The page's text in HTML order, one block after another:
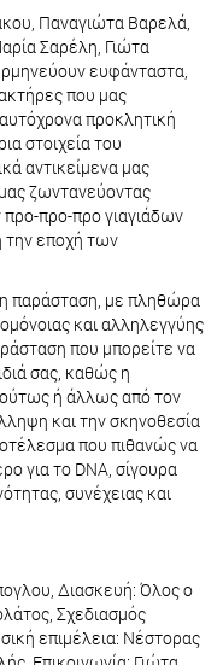
Παναγιώτα Βαρελά,
Σαρέλη, Γιώτα
ευφάνταστα,
που μας
προκλητική
στοιχεία του
αντικείμενα μας
ζωντανεύοντας
προ-προ-προ γιαγιάδων
εποχή των
παράσταση, με πληθώρα
και αλληλεγγύης
που μπορείτε να
σας, καθώς η
ούτως ή άλλως από τον
και την σκηνοθεσία
που πιθανώς να
για το DNA, σίγουρα
συνέχειας και
Διασκευή: Όλος ο
Σχεδιασμός
επιμέλεια: Νέστορας